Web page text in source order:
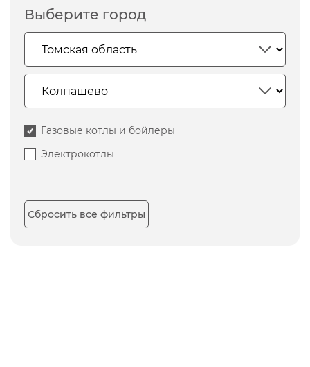
Выберите город
Газовые котлы и бойлеры
Электрокотлы
Сбросить все фильтры